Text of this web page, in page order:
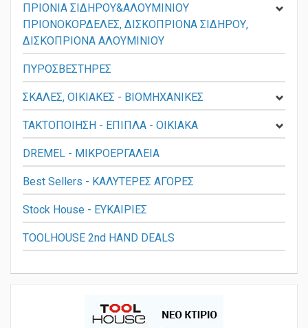
ΠΡΙΟΝΙΑ ΣΙΔΗΡΟΥ&ΑΛΟΥΜΙΝΙΟΥ
ΠΡΙΟΝΟΚΟΡΔΕΛΕΣ, ΔΙΣΚΟΠΡΙΟΝΑ ΣΙΔΗΡΟΥ,
ΔΙΣΚΟΠΡΙΟΝΑ ΑΛΟΥΜΙΝΙΟΥ
ΠΥΡΟΣΒΕΣΤΗΡΕΣ
ΣΚΑΛΕΣ, ΟΙΚΙΑΚΕΣ - ΒΙΟΜΗΧΑΝΙΚΕΣ
ΤΑΚΤΟΠΟΙΗΣΗ - ΕΠΙΠΛΑ - ΟΙΚΙΑΚΑ
DREMEL - ΜΙΚΡΟΕΡΓΑΛΕΙΑ
Best Sellers - ΚΑΛΥΤΕΡΕΣ ΑΓΟΡΕΣ
Stock House - ΕΥΚΑΙΡΙΕΣ
TOOLHOUSE 2nd HAND DEALS